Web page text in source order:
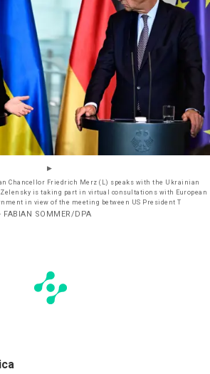
Chancellor Friedrich Merz (L) speaks with the Ukrainian
is taking part in virtual consultations with European
in view of the meeting between US President T
FABIAN SOMMER/DPA